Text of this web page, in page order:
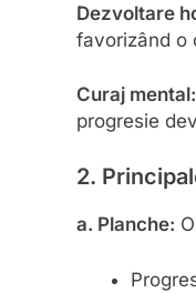
Dezvoltare
favorizând o
Curaj mental:
progresie
2.
a. Planche: